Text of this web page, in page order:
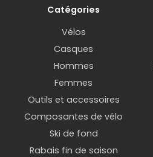
Catégories
Vélos
Casques
Hommes
Femmes
Outils et accessoires
Composantes de vélo
Ski de fond
Rabais fin de saison